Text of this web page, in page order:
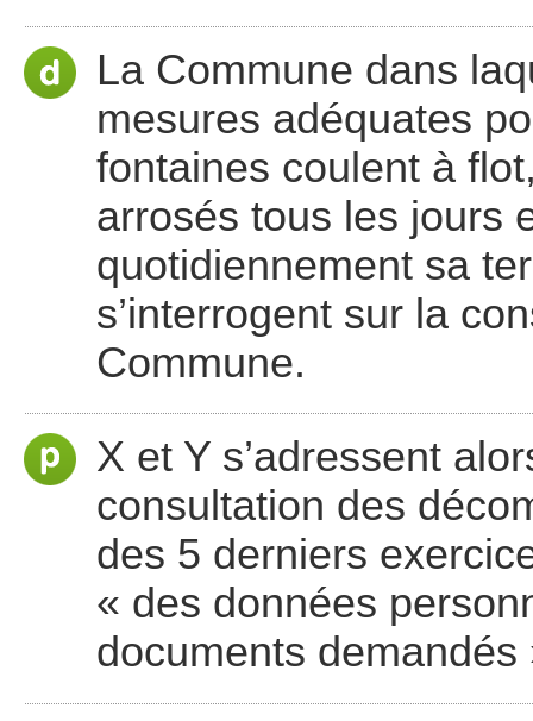
La Commune dans
mesures adéquates
fontaines coulent à
arrosés tous les jours
quotidiennement sa
s’interrogent sur la
Commune.
X et Y s’adressent
consultation des
des 5 derniers
« des données
documents demandés